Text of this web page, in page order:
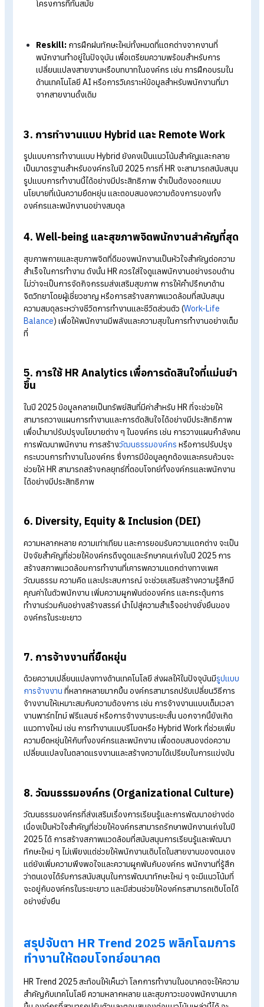
พลิกโฉม HR กับการบริหารงานบุคคล
2. การพัฒนาทักษะพนักงาน (Upskilling &
การเปลี่ยนแปลงของเทคโนโลยีที่รวดเร็วในยุคปัจจุบัน ทำให้ความ
Upskill และ Reskillจึงเป็นหัวใจสำคัญที่ฝ่าย HR ต้องให้ความส
เพื่อสร้างความพร้อมของพนักงานต่อความท้าทายและโอกาสใหม่
เกิดขึ้นในโลกการทำงาน
Upskill:การเสริมทักษะเพิ่มเติมในด้านที่พนักงานมีความ
เชี่ยวชาญอยู่แล้ว เพื่อให้พนักงานสามารถรับมือกับงานที่ซับซ้
ขึ้นหรือใช้เทคโนโลยีใหม่ ๆ ได้อย่างมีประสิทธิภาพ เช่น การเรี
เครื่องมือซอฟต์แวร์ใหม่ หรือการพัฒนาทักษะการจัดการ
โครงการที่ทันสมัย
Reskill:การฝึกฝนทักษะใหม่ทั้งหมดที่แตกต่างจากงานที่
พนักงานทำอยู่ในปัจจุบัน เพื่อเตรียมความพร้อมสำหรับการ
จากสายงานดั้งเดิม
3. การทำงานแบบ Hybrid และ Remote Work
รูปแบบการทำงานแบบ Hybrid ยังคงเป็นแนวโน้มสำคัญและกลาย
เป็นมาตรฐานสำหรับองค์กรในปี 2025 การที่ HR จะสามารถสนับส
รูปแบบการทำงานนี้ได้อย่างมีประสิทธิภาพ จำเป็นต้องออกแบบ
นโยบายที่เน้นความยืดหยุ่น และตอบสนองความต้องการของทั้ง
4. Well-being และสุขภาพจิตพนักงานสำคัญที่
สุขภาพกายและสุขภาพจิตที่ดีของพนักงานเป็นหัวใจสำคัญต่อคว
สำเร็จในการทำงาน ดังนั้น HR ควรใส่ใจดูแลพนักงานอย่างรอบด้
ไม่ว่าจะเป็นการจัดกิจกรรมส่งเสริมสุขภาพ การให้คำปรึกษาด้าน
จิตวิทยาโดยผู้เชี่ยวชาญ หรือการสร้างสภาพแวดล้อมที่สนับสนุน
ความสมดุลระหว่างชีวิตการทำงานและชีวิตส่วนตัว (
5. การใช้ HR Analytics เพื่อการตัดสินใจที่แม่น
ขึ้น
ในปี 2025 ข้อมูลกลายเป็นทรัพย์สินที่มีค่าสำหรับ HR ที่จะช่วยให้
สามารถวางแผนการทำงานและการตัดสินใจได้อย่างมีประสิทธิภา
เพื่อนำมาปรับปรุงนโยบายต่าง ๆ ในองค์กร เช่น การวางแผนกำลั
กระบวนการทำงานในองค์กร ซึ่งการมีข้อมูลถูกต้องและครบถ้วนจ
ช่วยให้ HR สามารถสร้างกลยุทธ์ที่ตอบโจทย์ทั้งองค์กรและพนักง
ได้อย่างมีประสิทธิภาพ
6. Diversity, Equity & Inclusion (DEI)
ความหลากหลาย ความเท่าเทียม และการยอมรับความแตกต่าง จะ
ปัจจัยสำคัญที่ช่วยให้องค์กรดึงดูดและรักษาคนเก่งในปี 2025 การ
คุณค่าในตัวพนักงาน เพิ่มความผูกพันต่อองค์กร และกระตุ้นการ
ทำงานร่วมกันอย่างสร้างสรรค์ นำไปสู่ความสำเร็จอย่างยั่งยืนของ